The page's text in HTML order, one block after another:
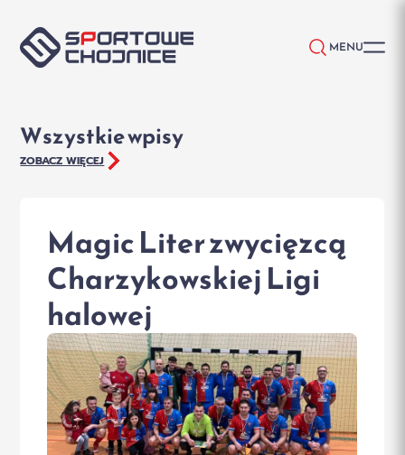
MENU
Wszystkie wpisy
ZOBACZ WIĘCEJ
Magic Liter zwycięzcą
Charzykowskiej Ligi
halowej